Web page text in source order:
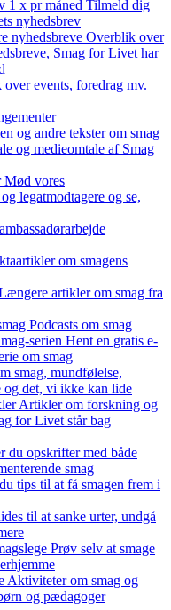
1 x pr måned Tilmeld dig
nyhedsbrev
nyhedsbreve Overblik over
Smag for Livet har
events, foredrag mv.
og andre tekster om smag
og medieomtale af Smag
Mød vores
legatmodtagere og se,
om smagens
artikler om smag fra
Podcasts om smag
serien Hent en gratis e-
om smag
smag, mundfølelse,
og det, vi ikke kan lide
Artikler om forskning og
for Livet står bag
du opskrifter med både
smag
tips til at få smagen frem i
til at sanke urter, undgå
Prøv selv at smage
Aktiviteter om smag og
og pædagoger